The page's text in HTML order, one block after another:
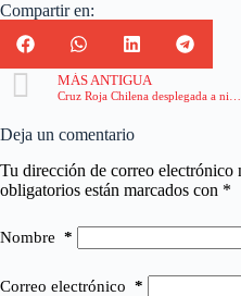
Compartir en:
MÁS ANTIGUA
Deja un comentario
Tu dirección de correo electrónico
obligatorios están marcados con *
Nombre *
Correo electrónico *